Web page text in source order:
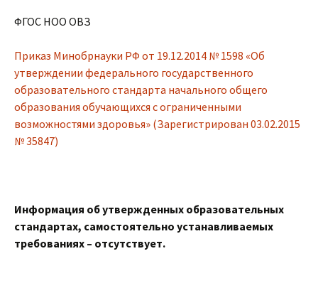
ФГОС НОО ОВЗ
Приказ Минобрнауки РФ от 19.12.2014 № 1598 «Об
утверждении федерального государственного
образовательного стандарта начального общего
образования обучающихся с ограниченными
возможностями здоровья» (Зарегистрирован 03.02.2015
№ 35847)
Информация об утвержденных образовательных
стандартах, самостоятельно устанавливаемых
требованиях – отсутствует.